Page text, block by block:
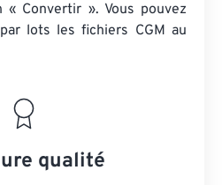
Convertir ». Vous pouvez
lots les fichiers CGM au
qualité